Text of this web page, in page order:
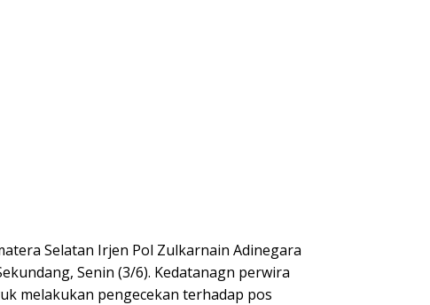
Selatan Irjen Pol Zulkarnain Adinegara
Senin (3/6). Kedatanagn perwira
melakukan pengecekan terhadap pos